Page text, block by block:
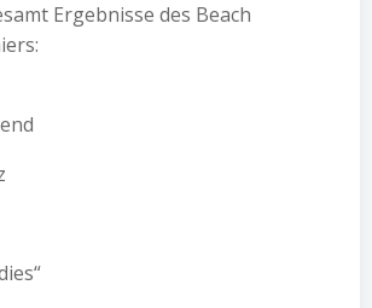
Ergebnisse des Beach